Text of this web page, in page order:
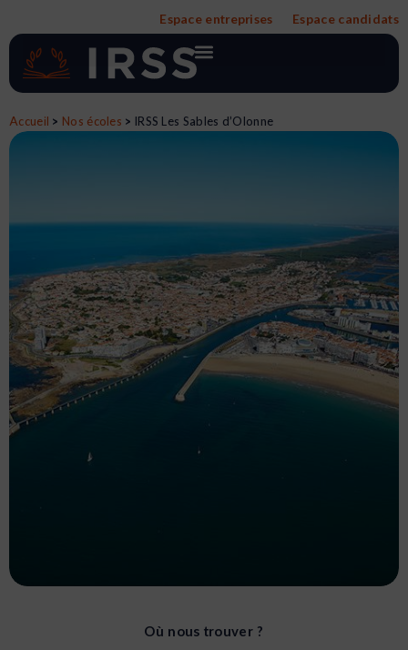
contenu
Espace entreprises Espace candidats
Accueil > Nos écoles > IRSS Les Sables d’Olonne
IRSS Les Sables-
Où nous trouver ?